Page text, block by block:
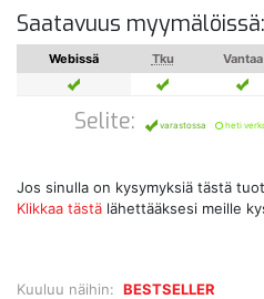
Kuuluu näihin: BESTSELLER
Saatavuus myymälöissä:
Webissä Tku Vantaa
Selite: varastossa heti
Jos sinulla on kysymyksiä tästä
Klikkaa tästä lähettääksesi meille